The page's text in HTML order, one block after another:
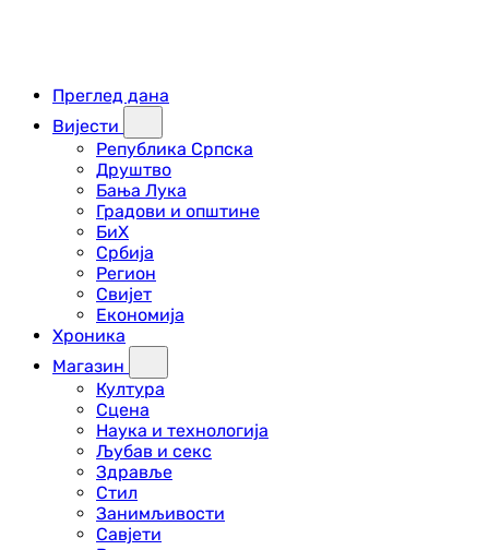
Преглед дана
Вијести
Република Српска
Друштво
Бања Лука
Градови и општине
БиХ
Србија
Регион
Свијет
Економија
Хроника
Магазин
Култура
Сцена
Наука и технологија
Љубав и секс
Здравље
Стил
Занимљивости
Савјети